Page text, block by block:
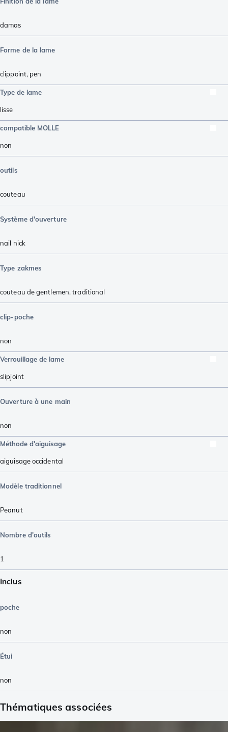
damas
Forme de la lame
clippoint, pen
Type de lame
lisse
compatible MOLLE
non
outils
couteau
Système d'ouverture
nail nick
Type zakmes
couteau de gentlemen,traditional
clip-poche
non
Verrouillage de lame
slipjoint
Ouverture à une main
non
Méthode d'aiguisage
aiguisage occidental
Modèle traditionnel
Peanut
Nombre d'outils
1
Inclus
poche
non
Étui
non
Thématiques associées